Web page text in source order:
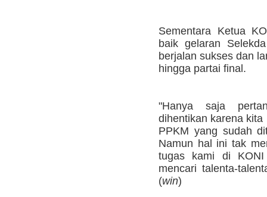
Sementara Ketua
baik gelaran
berjalan sukses dan
hingga partai final.
"Hanya saja
dihentikan karena
PPKM yang sudah
Namun hal ini tak
tugas kami di
mencari talenta-
(win)